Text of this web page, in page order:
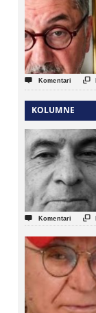
 Komentari 
KOLUMNE
 Komentari 